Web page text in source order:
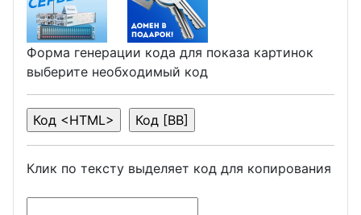
Форма генерации кода для показа картинок
выберите необходимый код
Клик по тексту выделяет код для копирования